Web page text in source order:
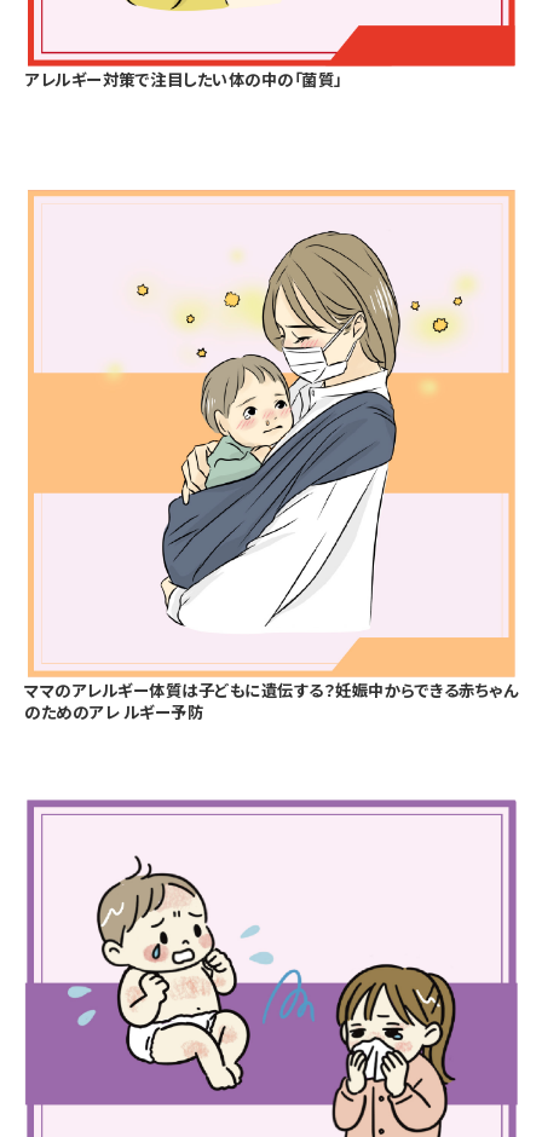
アレルギー対策で注目したい体の中の「菌質」
ママのアレルギー体質は子どもに遺伝する？妊娠中からできる赤ちゃん
のためのアレ ルギー予防